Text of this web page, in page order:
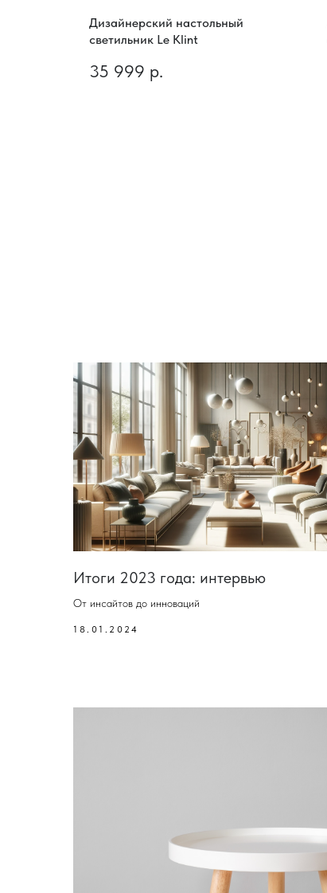
Дизайнерский настольный
светильник Le Klint
35 999 р.
Итоги 2023 года: интервью
От инсайтов до инноваций
18.01.2024